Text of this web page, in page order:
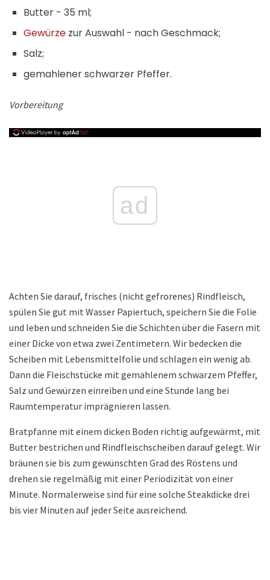
Butter - 35 ml;
Gewürze zur Auswahl - nach Geschmack;
Salz;
gemahlener schwarzer Pfeffer.
Vorbereitung
ad
Achten Sie darauf, frisches (nicht gefrorenes) Rindfleisch,
spülen Sie gut mit Wasser Papiertuch, speichern Sie die Folie
und leben und schneiden Sie die Schichten über die Fasern mit
einer Dicke von etwa zwei Zentimetern. Wir bedecken die
Scheiben mit Lebensmittelfolie und schlagen ein wenig ab.
Dann die Fleischstücke mit gemahlenem schwarzem Pfeffer,
Salz und Gewürzen einreiben und eine Stunde lang bei
Raumtemperatur imprägnieren lassen.
Bratpfanne mit einem dicken Boden richtig aufgewärmt, mit
Butter bestrichen und Rindfleischscheiben darauf gelegt. Wir
bräunen sie bis zum gewünschten Grad des Röstens und
drehen sie regelmäßig mit einer Periodizität von einer
Minute. Normalerweise sind für eine solche Steakdicke drei
bis vier Minuten auf jeder Seite ausreichend.